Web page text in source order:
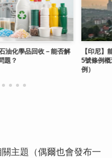
品回收－能否解
【印尼】能源與
5號條例概述（
主題（偶爾也會發布一